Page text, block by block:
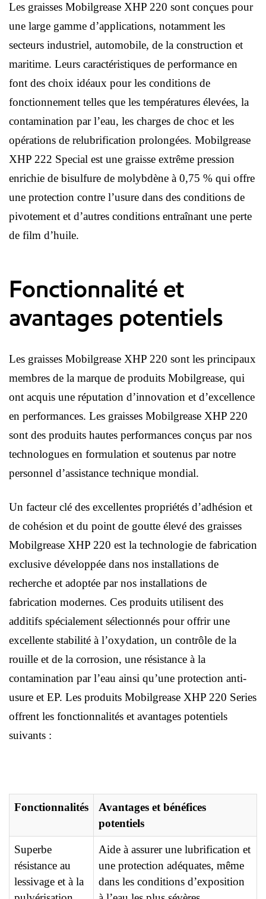
Les graisses Mobilgrease XHP 220 sont conçues pour
une large gamme d’applications, notamment les
secteurs industriel, automobile, de la construction et
maritime. Leurs caractéristiques de performance en
font des choix idéaux pour les conditions de
fonctionnement telles que les températures élevées, la
contamination par l’eau, les charges de choc et les
opérations de relubrification prolongées. Mobilgrease
XHP 222 Special est une graisse extrême pression
enrichie de bisulfure de molybdène à 0,75 % qui offre
une protection contre l’usure dans des conditions de
pivotement et d’autres conditions entraînant une perte
de film d’huile.
Fonctionnalité et
avantages potentiels
Les graisses Mobilgrease XHP 220 sont les principaux
membres de la marque de produits Mobilgrease, qui
ont acquis une réputation d’innovation et d’excellence
en performances. Les graisses Mobilgrease XHP 220
sont des produits hautes performances conçus par nos
technologues en formulation et soutenus par notre
personnel d’assistance technique mondial.
Un facteur clé des excellentes propriétés d’adhésion et
de cohésion et du point de goutte élevé des graisses
Mobilgrease XHP 220 est la technologie de fabrication
exclusive développée dans nos installations de
recherche et adoptée par nos installations de
fabrication modernes. Ces produits utilisent des
additifs spécialement sélectionnés pour offrir une
excellente stabilité à l’oxydation, un contrôle de la
rouille et de la corrosion, une résistance à la
contamination par l’eau ainsi qu’une protection anti-
usure et EP. Les produits Mobilgrease XHP 220 Series
offrent les fonctionnalités et avantages potentiels
suivants :
Fonctionnalités
Avantages et bénéfices
potentiels
Superbe
résistance au
lessivage et à la
Aide à assurer une lubrification et
une protection adéquates, même
dans les conditions d’exposition